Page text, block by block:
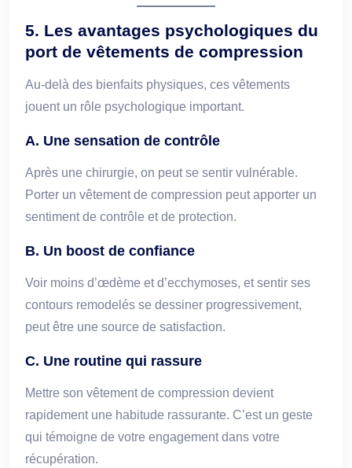
5. Les avantages psychologiques du
port de vêtements de compression
Au-delà des bienfaits physiques, ces vêtements
jouent un rôle psychologique important.
A. Une sensation de contrôle
Après une chirurgie, on peut se sentir vulnérable.
Porter un vêtement de compression peut apporter un
sentiment de contrôle et de protection.
B. Un boost de confiance
Voir moins d’œdème et d’ecchymoses, et sentir ses
contours remodelés se dessiner progressivement,
peut être une source de satisfaction.
C. Une routine qui rassure
Mettre son vêtement de compression devient
rapidement une habitude rassurante. C’est un geste
qui témoigne de votre engagement dans votre
récupération.